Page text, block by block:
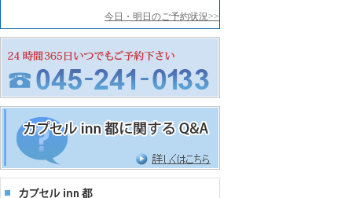
今日・明日のご予約状況>>